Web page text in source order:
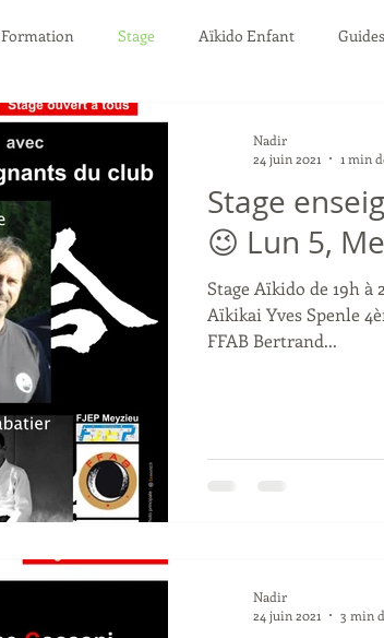
Formation Stage Aïkido Enfant
Stage
😉 Lun 5,
Stage Aïkido de 19h à
Aïkikai Yves Spenle
FFAB Bertrand...
Nadir
24 juin 2021
1 min
Nadir
24 juin 2021
3 min